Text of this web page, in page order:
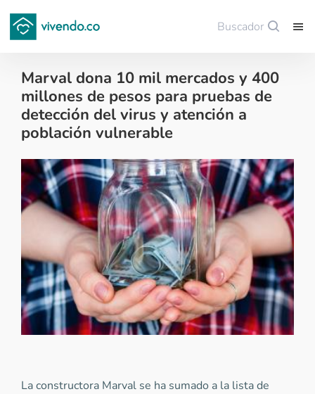
Buscador
Marval dona 10 mil mercados y 400
millones de pesos para pruebas de
detección del virus y atención a
población vulnerable
Noticias de finca raíz - 2020-04-22
La constructora Marval se ha sumado a la lista de
Guardar